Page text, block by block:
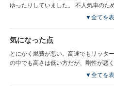
ゆったりしていました。 不人気車のた
することができ、新車の半額以下で走
タリ以外はエンジンを始めとても調子
▼全てを
気になった点
とにかく燃費が悪い。高速でもリッタ
の中でも高さは低い方だが、剛性が悪
列目の乗り心地は良くなく、車酔いす
▼全てを